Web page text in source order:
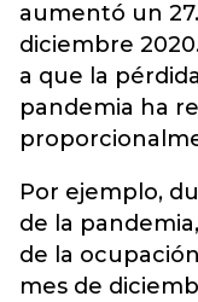
aumentó un
diciembre
a que la
pandemia ha
Por ejemplo,
de la
de la
mes de